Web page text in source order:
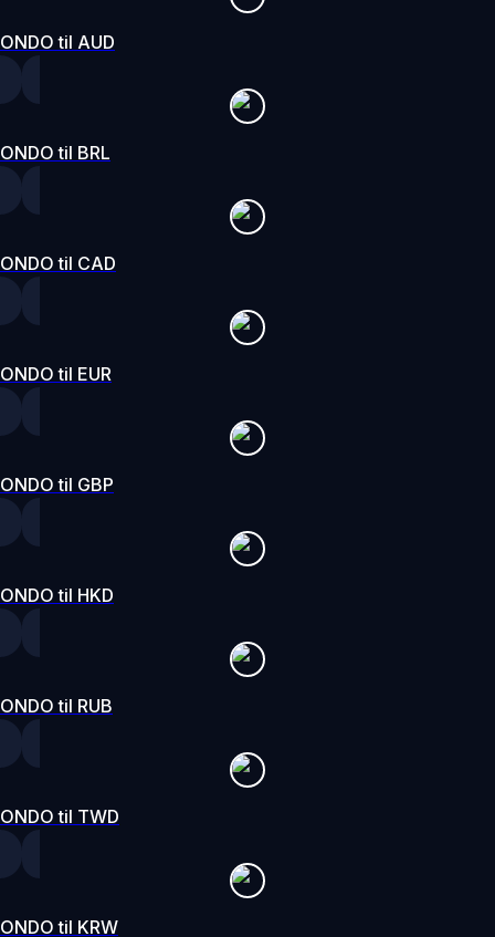
ONDO til AUD
ONDO til BRL
ONDO til CAD
ONDO til EUR
ONDO til GBP
ONDO til HKD
ONDO til RUB
ONDO til TWD
ONDO til KRW